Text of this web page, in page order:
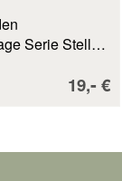
Serie Stella
19,- €